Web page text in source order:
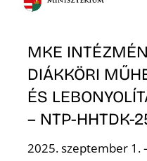
MKE
DIÁKKÖRI
ÉS
– NTP-HHTDK-
2025. szeptember 1.